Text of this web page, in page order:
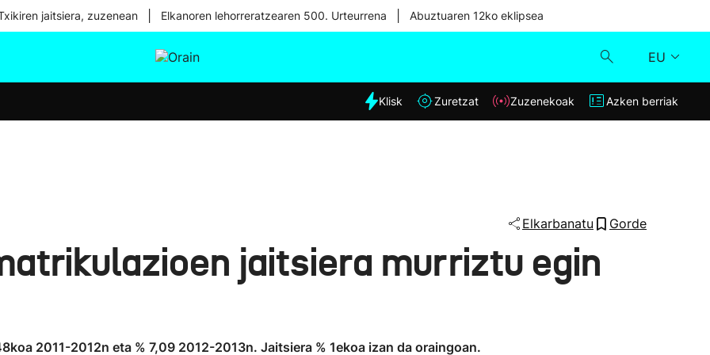
jaitsiera, zuzenean Elkanoren lehorreratzearen 500. Urteurrena Abuztuaren 12ko eklipsea
EU
Eguraldia
Klisk
Klisk Zuretzat Zuzenekoak Azken berriak
Elkarbanatu Gorde
jaitsiera murriztu egin
2011-2012n eta % 7,09 2012-2013n. Jaitsiera % 1ekoa izan da oraingoan.